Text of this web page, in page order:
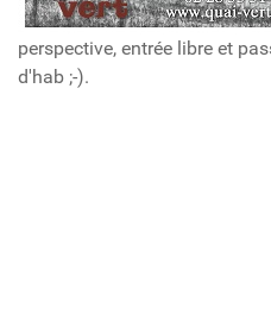
perspective, entrée libre et
d'hab ;-).